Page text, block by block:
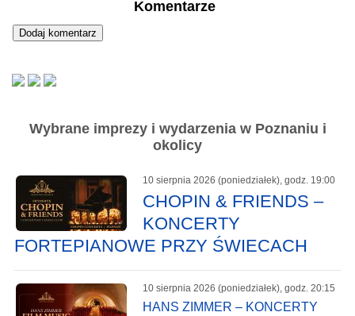
Komentarze
Wybrane imprezy i wydarzenia w Poznaniu i
okolicy
10 sierpnia 2026 (poniedziałek), godz. 19:00
CHOPIN & FRIENDS –
KONCERTY
FORTEPIANOWE PRZY ŚWIECACH
10 sierpnia 2026 (poniedziałek), godz. 20:15
HANS ZIMMER – KONCERTY